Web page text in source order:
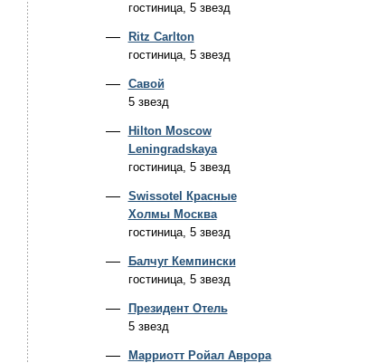
гостиница, 5 звезд
Ritz Carlton
гостиница, 5 звезд
Савой
5 звезд
Hilton Moscow
Leningradskaya
гостиница, 5 звезд
Swissotel Красные
Холмы Москва
гостиница, 5 звезд
Балчуг Кемпински
гостиница, 5 звезд
Президент Отель
5 звезд
Марриотт Ройал Аврора